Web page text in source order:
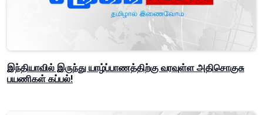
இந்தியாவில் இருந்து யாழ்ப்பாணத்திற்கு வரவுள்ள அதிசொகுசு
பயணிகள் கப்பல்!